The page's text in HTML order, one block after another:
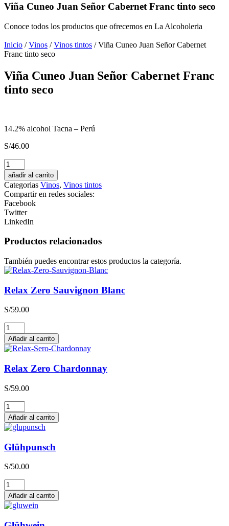
Viña Cuneo Juan Señor Cabernet Franc tinto seco
Conoce todos los productos que ofrecemos en La Alcoholeria
Inicio /Vinos /Vinos tintos / Viña Cuneo Juan Señor Cabernet
Franc tinto seco
Viña Cuneo Juan Señor Cabernet Franc
tinto seco
14.2% alcohol Tacna – Perú
S/46.00
Pisco
Tacama
Demonio
de
los
Andes
Moscatel
cantidad
añadir al carrito
Categorias Vinos, Vinos tintos
Compartir en redes sociales:
Facebook
Twitter
LinkedIn
Productos relacionados
También puedes encontrar estos productos la categoría.
Relax Zero Sauvignon Blanc
S/59.00
Relax
Zero
Sauvignon
Blanc
cantidad
Añadir al carrito
Relax Zero Chardonnay
S/59.00
Relax
Zero
Chardonnay
cantidad
Añadir al carrito
Glühpunsch
S/50.00
Glühpunsch
cantidad
Añadir al carrito